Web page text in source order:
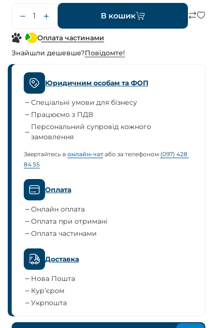
В кошик
Оплата частинами
Знайшли дешевше?Повiдомте!
Юридичним особам та ФОП
Спеціальні умови для бізнесу
Працюємо з ПДВ
Персональний супровід кожного
замовлення
Звертайтесь в онлайн-чат або за телефоном (097) 428
84 55
Оплата
Онлайн оплата
Оплата при отримані
Оплата частинами
Доставка
Нова Пошта
Кур’єром
Укрпошта